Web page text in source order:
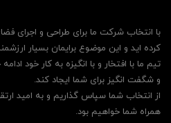
با انتخاب شرکت ما برای طراحی و اجرای
کرده اید و این موضوع برایمان بسیار
تیم ما با افتخار و با انگیزه به کار خود
و شگفت انگیز برای شما ایجاد کند.
از انتخاب شما سپاس گذاریم و به امید
همراه شما خواهیم بود.